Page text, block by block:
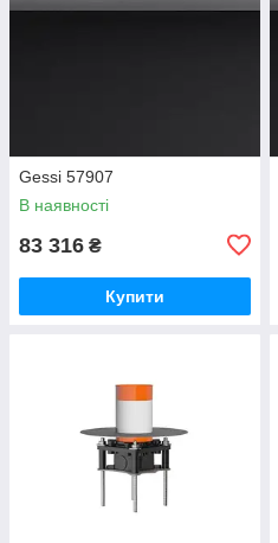
Gessi 57907
В наявності
83 316 ₴
Купити